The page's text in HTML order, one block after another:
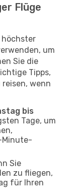
Flüge
höchster
um
Sie die
Tipps,
wenn
bis
Tage, um
Minute-
Sie
zu fliegen,
für Ihren